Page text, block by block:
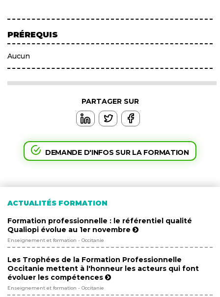
PRÉREQUIS
Aucun
DEMANDE D'INFOS SUR LA FORMATION
PARTAGER SUR
ACTUALITÉS FORMATION
Formation professionnelle : le référentiel qualité
Qualiopi évolue au 1er novembre
Enseignement et formation - Occitanie
Les Trophées de la Formation Professionnelle
Occitanie mettent à l'honneur les acteurs qui font
évoluer les compétences
Enseignement et formation - Occitanie